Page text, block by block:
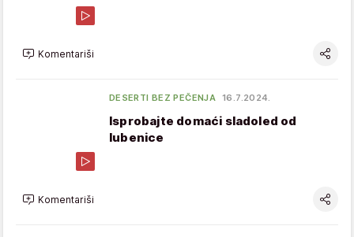
Komentariši
DESERTI BEZ PEČENJA 16.7.2024.
Isprobajte domaći sladoled od
lubenice
Komentariši